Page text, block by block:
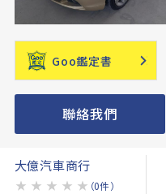
Goo鑑定書
聯絡我們
大億汽車商行
★ ★ ★ ★ ★ （0件）